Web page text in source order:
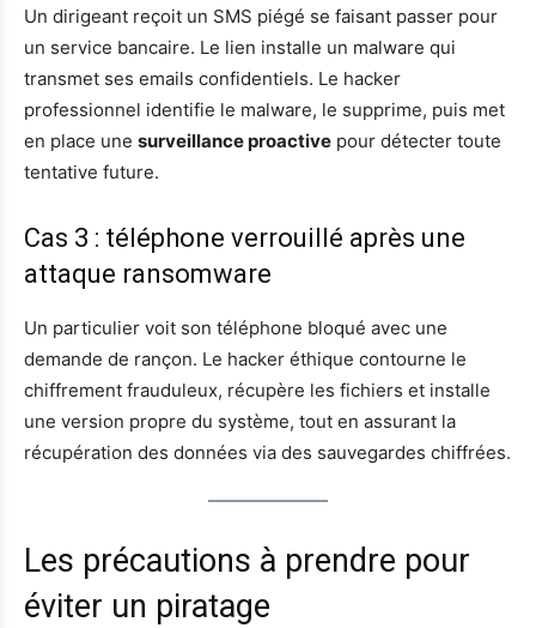
Un dirigeant reçoit un SMS piégé se faisant passer pour
un service bancaire. Le lien installe un malware qui
transmet ses emails confidentiels. Le hacker
professionnel identifie le malware, le supprime, puis met
en place une surveillance proactive pour détecter toute
tentative future.
Cas 3 : téléphone verrouillé après une
attaque ransomware
Un particulier voit son téléphone bloqué avec une
demande de rançon. Le hacker éthique contourne le
chiffrement frauduleux, récupère les fichiers et installe
une version propre du système, tout en assurant la
récupération des données via des sauvegardes chiffrées.
Les précautions à prendre pour
éviter un piratage